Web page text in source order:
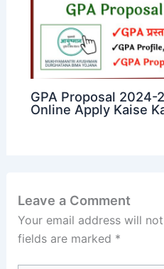
GPA Proposal 2024-
Online Apply Kaise
Leave a Comment
Your email address will
fields are marked *